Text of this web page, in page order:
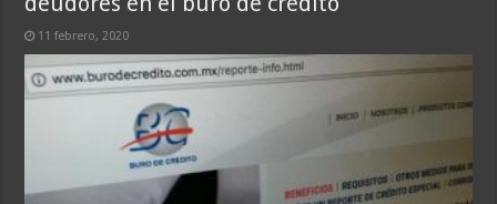
11 febrero, 2020